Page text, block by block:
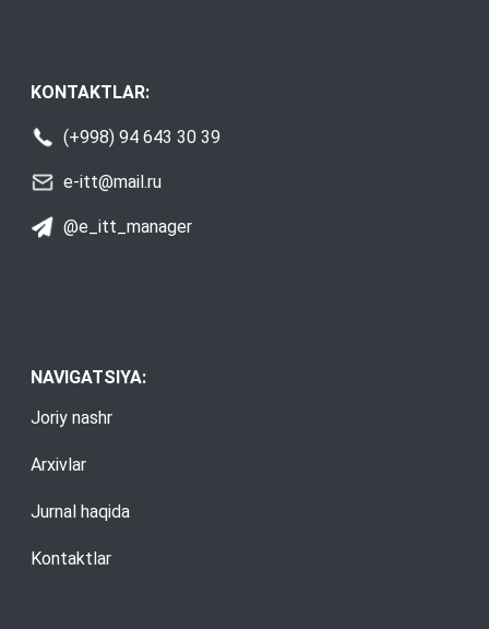
KONTAKTLAR:
(+998) 94 643 30 39
e-itt@mail.ru
@e_itt_manager
NAVIGATSIYA:
Joriy nashr
Arxivlar
Jurnal haqida
Kontaktlar